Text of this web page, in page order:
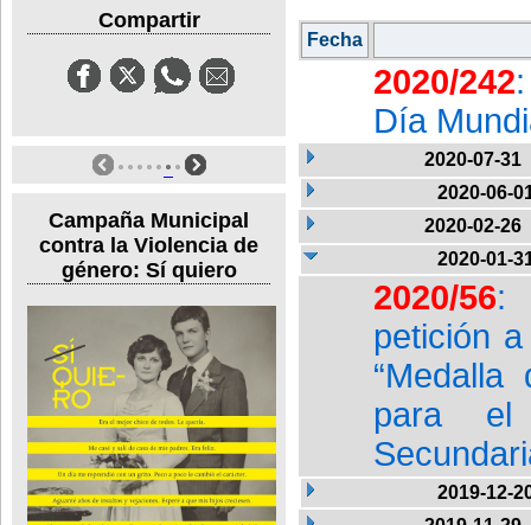
Compartir
Campaña Municipal
contra la Violencia de
género: Sí quiero
Fecha
2020/242
Día
2020-07-31
2020-06-
2020-02-26
2020-01-
2020/56:
petición
para el
2019-12-